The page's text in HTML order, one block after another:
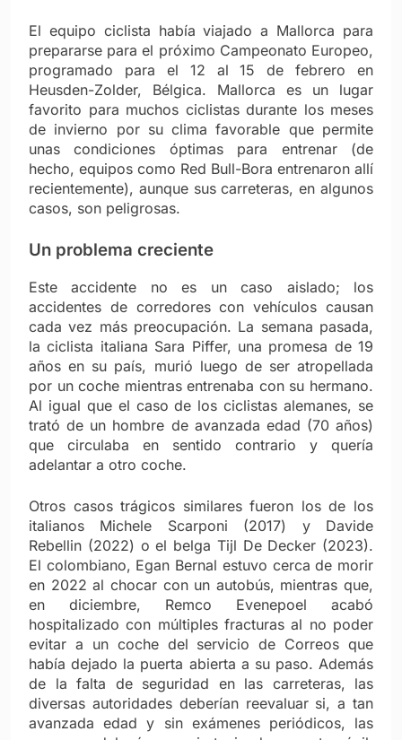
El equipo ciclista había viajado a Mallorca para
prepararse para el próximo Campeonato Europeo,
programado para el 12 al 15 de febrero en
Heusden-Zolder, Bélgica. Mallorca es un lugar
favorito para muchos ciclistas durante los meses
de invierno por su clima favorable que permite
unas condiciones óptimas para entrenar (de
hecho, equipos como Red Bull-Bora entrenaron allí
recientemente), aunque sus carreteras, en algunos
casos, son peligrosas.
Un problema creciente
Este accidente no es un caso aislado; los
accidentes de corredores con vehículos causan
cada vez más preocupación. La semana pasada,
la ciclista italiana Sara Piffer, una promesa de 19
años en su país, murió luego de ser atropellada
por un coche mientras entrenaba con su hermano.
Al igual que el caso de los ciclistas alemanes, se
trató de un hombre de avanzada edad (70 años)
que circulaba en sentido contrario y quería
adelantar a otro coche.
Otros casos trágicos similares fueron los de los
italianos Michele Scarponi (2017) y Davide
Rebellin (2022) o el belga Tijl De Decker (2023).
El colombiano, Egan Bernal estuvo cerca de morir
en 2022 al chocar con un autobús, mientras que,
en diciembre, Remco Evenepoel acabó
hospitalizado con múltiples fracturas al no poder
evitar a un coche del servicio de Correos que
había dejado la puerta abierta a su paso. Además
de la falta de seguridad en las carreteras, las
diversas autoridades deberían reevaluar si, a tan
avanzada edad y sin exámenes periódicos, las